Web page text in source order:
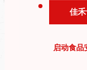
佳
启动食品